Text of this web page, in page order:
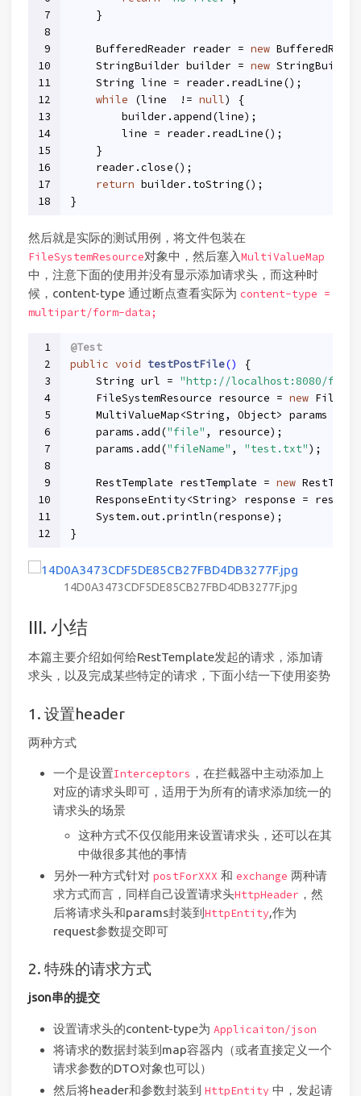
7
8
9
10
11
12
13
14
15
16
17
18
    }
    BufferedReader reader =
new
    StringBuilder builder =
new
    String line = reader.readLine();
while (line  != null) {
        builder.append(line);
        line = reader.readLine();
    }
    reader.close();
return builder.toString();
}
然后就是实际的测试用例，将文件包装在
FileSystemResource对象中，然后塞入MultiValueMap
中，注意下面的使用并没有显示添加请求头，而这种时
候，content-type 通过断点查看实际为 content-type =
multipart/form-data;
1
2
3
4
5
6
7
8
9
10
11
12
@Test
public void testPostFile()
{
    String url =
"http://localhost:8080/file"
    FileSystemResource resource =
new
    MultiValueMap<String, Object> params =
    params.add(
"file" , resource);
    params.add(
"fileName" , "test.txt");
    RestTemplate restTemplate =
new
ResponseEntity<String> response =
    System.out.println(response);
}
14D0A3473CDF5DE85CB27FBD4DB3277F.jpg
III. 小结
本篇主要介绍如何给RestTemplate发起的请求，添加请
求头，以及完成某些特定的请求，下面小结一下使用姿势
1. 设置header
两种方式
一个是设置Interceptors ，在拦截器中主动添加上
对应的请求头即可，适用于为所有的请求添加统一的
请求头的场景
这种方式不仅仅能用来设置请求头，还可以在其
中做很多其他的事情
另外一种方式针对 postForXXX 和 exchange 两种请
求方式而言，同样自己设置请求头HttpHeader ，然
后将请求头和params封装到 HttpEntity,作为
request参数提交即可
2. 特殊的请求方式
json串的提交
设置请求头的content-type为 Applicaiton/json
将请求的数据封装到map容器内（或者直接定义一个
请求参数的DTO对象也可以）
然后将header和参数封装到 HttpEntity 中，发起请